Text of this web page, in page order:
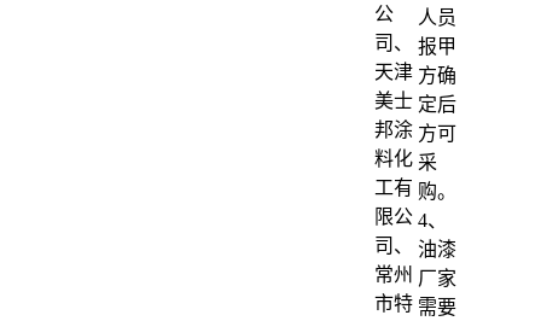
公
司、
天津
美士
邦涂
料化
工有
限公
司、
常州
市特
人员
报甲
方确
定后
方可
采
购。
4、
油漆
厂家
需要